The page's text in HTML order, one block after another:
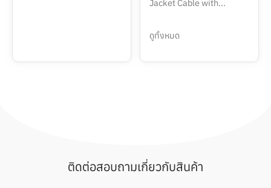
Jacket Cable with...
ดูทั้งหมด
ติดต่อสอบถามเกี่ยวกับสินค้า